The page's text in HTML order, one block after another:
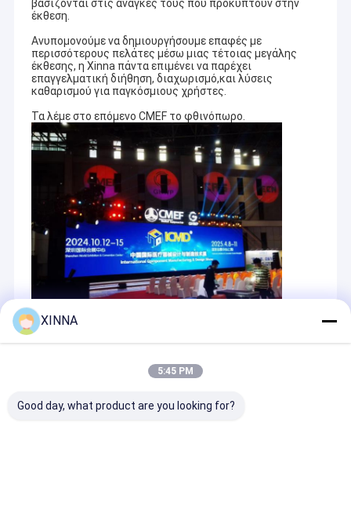
βασίζονται στις ανάγκες τους που προκύπτουν στην
έκθεση.
Ανυπομονούμε να δημιουργήσουμε επαφές με
περισσότερους πελάτες μέσω μιας τέτοιας μεγάλης
έκθεσης, η Xinna πάντα επιμένει να παρέχει
επαγγελματική διήθηση, διαχωρισμό,και λύσεις
καθαρισμού για παγκόσμιους χρήστες.
Τα λέμε στο επόμενο CMEF το φθινόπωρο.
Recommended Products
XINNA
5:45 PM
Good day, what product are you looking for?